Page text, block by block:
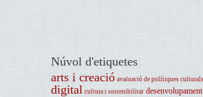
Núvol d'etiquetes
arts i creació avaluació de polítiques culturals
digital cultura i sostenibilitat